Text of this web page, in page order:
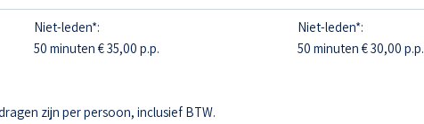
Niet-leden*:
50 minuten € 35,00 p.p.
Niet-leden*:
50 minuten € 30,00 p.p.
zijn per persoon, inclusief BTW.